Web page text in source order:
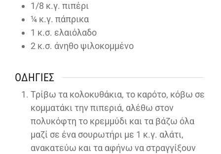
1/8 κ.γ. πιπέρι
¼ κ.γ. πάπρικα
1 κ.σ. ελαιόλαδο
2 κ.σ. άνηθο ψιλοκομμένο
ΟΔΗΓΊΕΣ
Τρίβω τα κολοκυθάκια, το καρότο, κόβω σε
κομματάκι την πιπεριά, αλέθω στον
πολυκόφτη το κρεμμύδι και τα βάζω όλα
μαζί σε ένα σουρωτήρι με 1 κ.γ. αλάτι,
ανακατεύω και τα αφήνω να στραγγίξουν